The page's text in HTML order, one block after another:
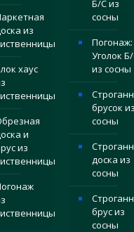
из
хаус
и
из
Б/С из
сосны
Погонаж:
Уголок
из сосны
брусок
сосны
доска из
сосны
брус из
сосны